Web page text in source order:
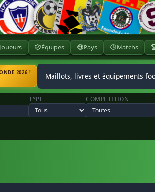
Joueurs Équipes Pays Matchs
2026 ! Maillots, livres et équipements
TYPE COMPÉTITION